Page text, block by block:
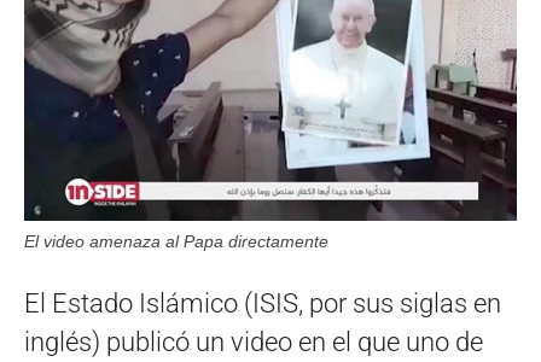
El video amenaza al Papa directamente
El Estado Islámico (ISIS, por sus siglas en
inglés) publicó un video en el que uno de